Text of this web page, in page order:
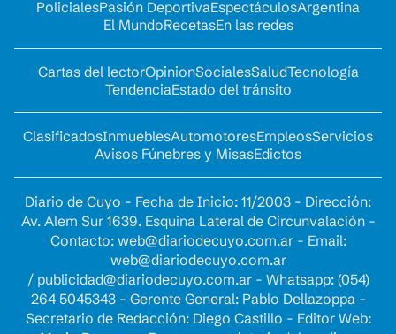
PolicialesPasión DeportivaEspectáculosArgentina
El MundoRecetasEn las redes
Cartas del lectorOpinionSocialesSaludTecnología
TendenciaEstado del tránsito
ClasificadosInmueblesAutomotoresEmpleosServicios
Avisos Fúnebres y MisasEdictos
Diario de Cuyo - Fecha de Inicio: 11/2003 - Dirección:
Av. Alem Sur 1639. Esquina Lateral de Circunvalación -
Contacto: web@diariodecuyo.com.ar- Email:
web@diariodecuyo.com.ar
/ publicidad@diariodecuyo.com.ar- Whatsapp: (054)
264 5045343 - Gerente General: Pablo Dellazoppa -
Secretario de Redacción: Diego Castillo - Editor Web: